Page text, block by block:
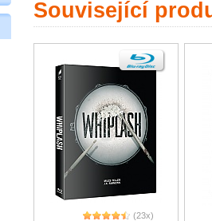
Související
(23x)